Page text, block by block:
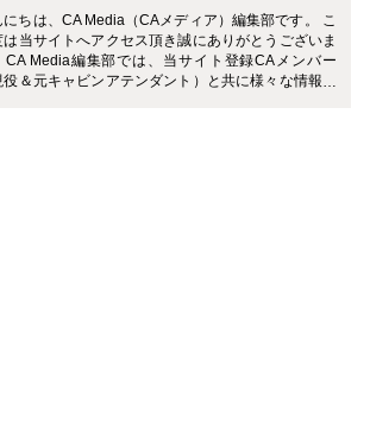
にちは、CA Media（CAメディア）編集部です。 こ
は当サイトへアクセス頂き誠にありがとうございま
CA Media編集部では、当サイト登録CAメンバー
役＆元キャビンアテンダント）と共に様々な情報を